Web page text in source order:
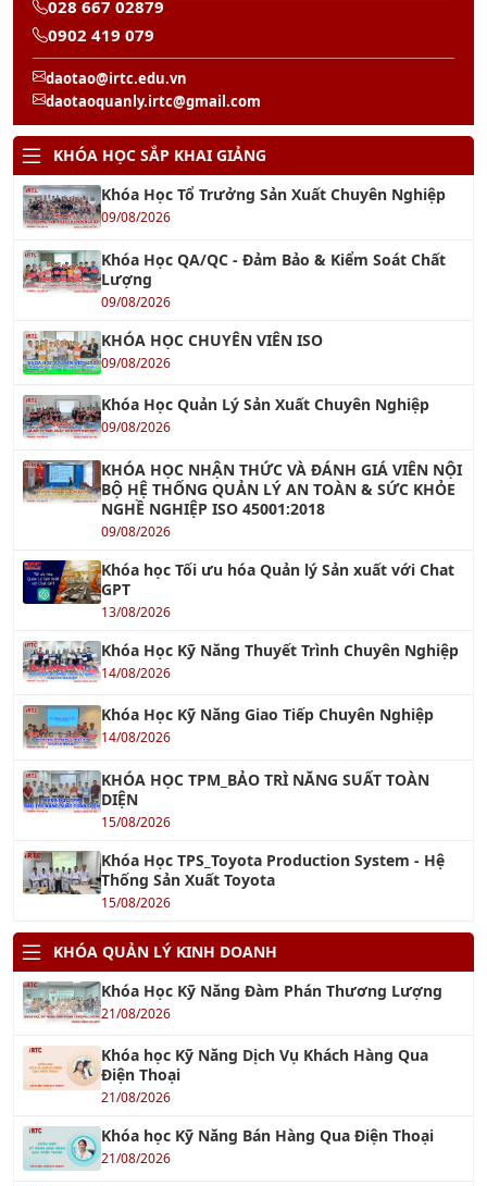
29/08/2026
Khóa Học Quản Trị Nhân Sự 4.0
22/08/2026
22/08/2026
Khóa học Kỹ Năng Tạo Động Lực Cho Nhân Viên
13/08/2026
Khóa học Kỹ Năng Soạn Thảo Văn Bản Hành
Chính
14/08/2026
Khóa học Xây Dựng Khung Năng Lực Nhân Sự
20/08/2026
Khóa học Xây dựng Đội Ngũ Kế Thừa
13/08/2026
Khóa học Kỹ năng Kích hoạt Năng suất Nhân
viên
13/08/2026
Khóa học Tối ưu hóa Quản lý Sản xuất với Chat
GPT
Khóa học ChatGPT - Tối ưu hóa công việc với
13/08/2026
Khóa học AI Marketing
15/08/2026
Khóa học Ứng dụng AI cho Khối văn phòng
Khóa học Ứng dụng AI trong Quản lý dự án
15/08/2026
Khóa học AI - Ứng dụng AI Tối ưu hóa công việc
hiệu quả
17/09/2026
Tư Vấn ISO 9001 – Hệ Thống Quản Lý Chất
Lượng
Tư vấn ISO 14001: 2015 – Hệ thống Quản lý Môi